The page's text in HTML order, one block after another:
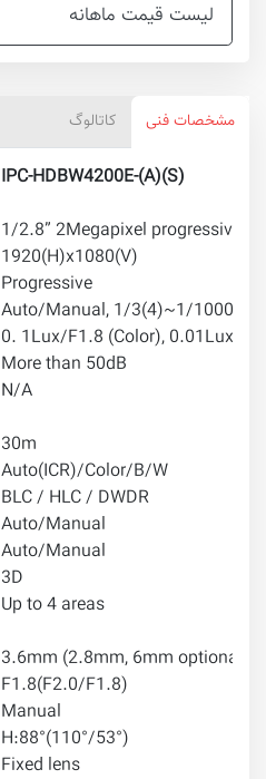
لیست قیمت ماهانه
مشخصات فنی کاتالوگ
IPC-HDBW4200E-(A)(S)
1/2.8” 2Megapixel progressive
1920(H)x1080(V)
Progressive
Auto/Manual, 1/3(4)~1/10000s
0. 1Lux/F1.8 (Color), 0.01Lux/
More than 50dB
N/A
30m
Auto(ICR)/Color/B/W
BLC / HLC / DWDR
Auto/Manual
Auto/Manual
3D
Up to 4 areas
3.6mm (2.8mm, 6mm optional)
F1.8(F2.0/F1.8)
Manual
H:88°(110°/53°)
Fixed lens